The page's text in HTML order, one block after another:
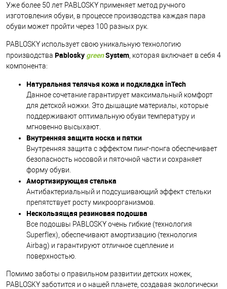
Уже более 50 лет PABLOSKY применяет метод ручного
изготовления обуви, в процессе производства каждая пара
обуви может пройти через 100 разных рук.
PABLOSKY использует свою уникальную технологию
производства Pablosky greenSystem , которая включает в себя 4
компонента:
Натуральная телячья кожа и подкладка inTech
Данное сочетание гарантирует максимальный комфорт
для детской ножки. Это дышащие материалы, которые
поддерживают оптимальную обуви температуру и
мгновенно высыхают.
Внутренняя защита носка и пятки
Внутренняя защита с эффектом пинг-понга обеспечивает
безопасность носовой и пяточной части и сохраняет
форму обуви.
Амортизирующая стелька
Антибактериальный и подсушивающий эффект стельки
препятствует росту микроорганизмов.
Нескользящая резиновая подошва
Все подошвы PABLOSKY очень гибкие (технология
Superflex), обеспечивают амортизацию (технология
Airbag) и гарантируют отличное сцепление и
поверхностью.
Помимо заботы о правильном развитии детских ножек,
PABLOSKY заботится и о нашей планете, создавая экологически